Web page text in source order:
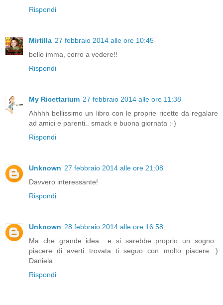
Rispondi
Mirtilla 27 febbraio 2014 alle ore 10:45
bello imma, corro a vedere!!
Rispondi
My Ricettarium 27 febbraio 2014 alle ore 11:38
Ahhhh bellissimo un libro con le proprie ricette da regalare
ad amici e parenti.. smack e buona giornata :-)
Rispondi
Unknown 27 febbraio 2014 alle ore 21:08
Davvero interessante!
Rispondi
Unknown 28 febbraio 2014 alle ore 16:58
Ma che grande idea.. e si sarebbe proprio un sogno..
piacere di averti trovata ti seguo con molto piacere :)
Daniela
Rispondi